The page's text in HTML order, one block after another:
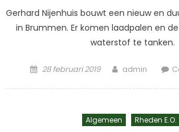
Gerhard Nijenhuis bouwt een nieuw en
in Brummen. Er komen laadpalen en
waterstof te tanken.
Posted
28 februari 2019 Author
admin
Algemeen Rheden E.o.